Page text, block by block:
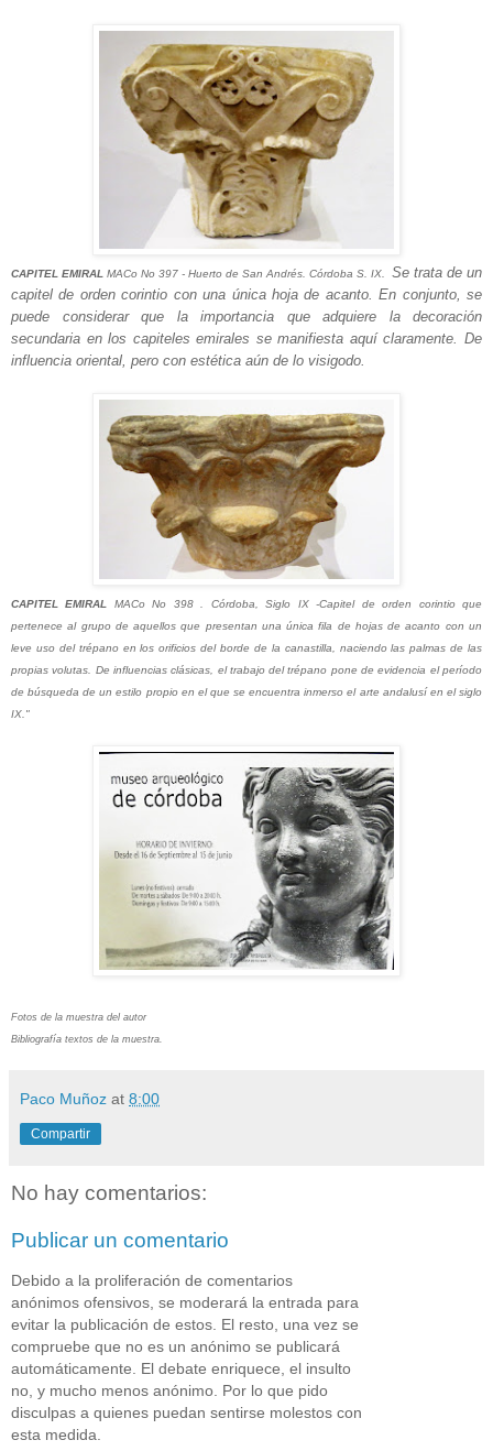
CAPITEL EMIRAL MACo No 397 - Huerto de San Andrés. Córdoba S. IX. Se trata de un
capitel de orden corintio con una única hoja de acanto. En conjunto, se
puede considerar que la importancia que adquiere la decoración
secundaria en los capiteles emirales se manifiesta aquí claramente. De
influencia oriental, pero con estética aún de lo visigodo.
CAPITEL EMIRAL
MACo No 398 . Córdoba, Siglo IX -Capitel de orden corintio que
pertenece al grupo de aquellos que presentan una única fila de hojas de acanto con un
leve uso del trépano en los orificios del borde de la canastilla, naciendo las palmas de las
propias volutas. De influencias clásicas, el trabajo del trépano pone de evidencia el período
de búsqueda de un estilo propio en el que se encuentra inmerso el arte andalusí en el siglo
IX."
Fotos de la muestra del autor
Bibliografía textos de la muestra.
Paco Muñoz at 8:00
Compartir
No hay comentarios:
Publicar un comentario
Debido a la proliferación de comentarios
anónimos ofensivos, se moderará la entrada para
evitar la publicación de estos. El resto, una vez se
compruebe que no es un anónimo se publicará
automáticamente. El debate enriquece, el insulto
no, y mucho menos anónimo. Por lo que pido
disculpas a quienes puedan sentirse molestos con
esta medida.